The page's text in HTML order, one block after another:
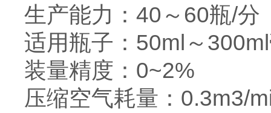
生产能力：40～60瓶/分
适用瓶子：50ml～
装量精度：0~2%
压缩空气耗量：